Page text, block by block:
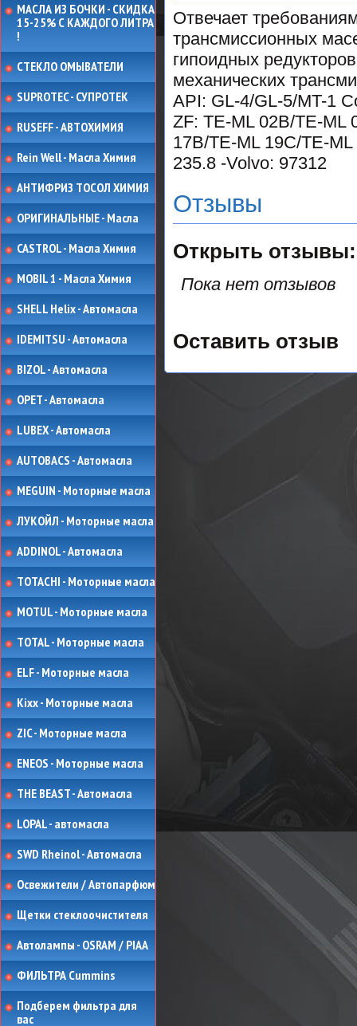
МАСЛА ИЗ БОЧКИ - СКИДКА
15-25% С КАЖДОГО ЛИТРА
!
СТЕКЛО ОМЫВАТЕЛИ
SUPROTEC - СУПРОТЕК
RUSEFF - АВТОХИМИЯ
Rein Well - Масла Химия
АНТИФРИЗ ТОСОЛ ХИМИЯ
ОРИГИНАЛЬНЫЕ - Масла
CASTROL - Масла Химия
MOBIL 1 - Масла Химия
SHELL Helix - Автомасла
IDEMITSU - Автомасла
BIZOL - Автомасла
OPET - Автомасла
LUBEX - Автомасла
AUTOBACS - Автомасла
MEGUIN - Моторные масла
ЛУКОЙЛ - Моторные масла
ADDINOL - Автомасла
TOTACHI - Моторные масла
MOTUL - Моторные масла
TOTAL - Моторные масла
ELF - Моторные масла
Kixx - Моторные масла
ZIC - Моторные масла
ENEOS - Моторные масла
THE BEAST - Автомасла
LOPAL - автомасла
SWD Rheinol - Автомасла
Освежители / Автопарфюм
Щетки стеклоочистителя
Автолампы - OSRAM / PIAA
ФИЛЬТРА Cummins
Подберем фильтра для
вас
Отвечает
трансмиссионных
гипоидных
механических
API: GL-4/GL-5/MT-1
ZF: TE-ML 02B/TE-ML
17B/TE-ML 19C/TE-
235.8 -Volvo: 97312
Отзывы
Открыть
Пока нет отзывов
Оставить отзыв